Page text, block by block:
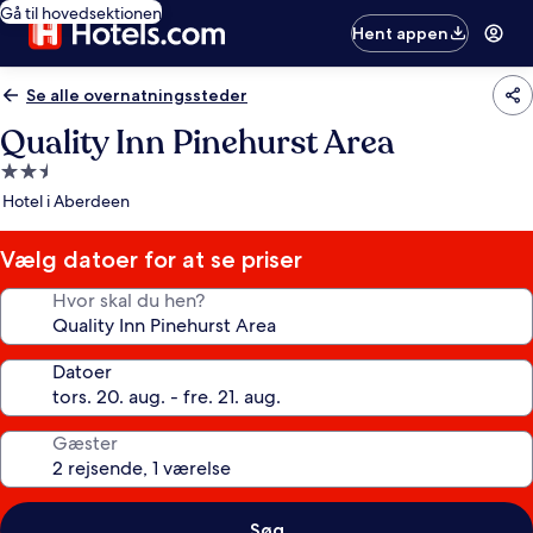
Gå til hovedsektionen
Hent appen
Se alle overnatningssteder
Quality Inn Pinehurst Area
2.5-
stjernet
Hotel i Aberdeen
Vælg datoer for at se priser
Hvor skal du hen?
Datoer
Gæster